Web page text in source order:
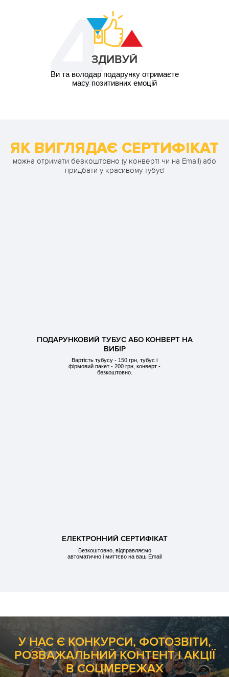
ЗДИВУЙ
Ви та володар подарунку отримаєте
масу позитивних емоцій
ЯК ВИГЛЯДАЄ СЕРТИФІКАТ
можна отримати безкоштовно (у конверті чи на Email) або
придбати у красивому тубусі
ПОДАРУНКОВИЙ ТУБУС АБО КОНВЕРТ НА
ВИБІР
Вартість тубусу - 150 грн, тубус і
фірмовий пакет - 200 грн, конверт -
безкоштовно.
ЕЛЕКТРОННИЙ СЕРТИФІКАТ
Безкоштовно, відправляємо
автоматично і миттєво на ваш Email
У НАС Є КОНКУРСИ, ФОТОЗВІТИ,
РОЗВАЖАЛЬНИЙ КОНТЕНТ І АКЦІЇ
В СОЦМЕРЕЖАХ